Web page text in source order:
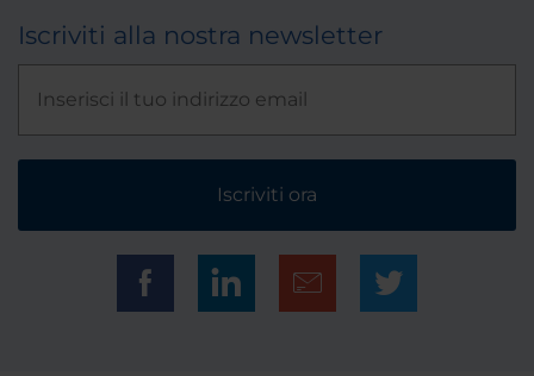
Iscriviti alla nostra newsletter
Iscriviti ora